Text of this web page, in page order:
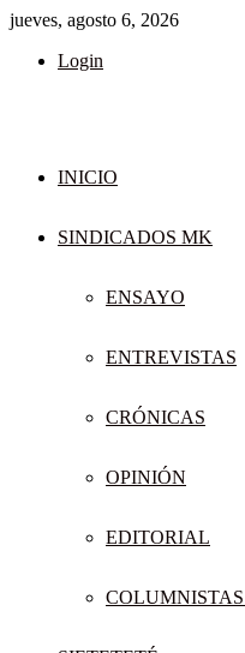
jueves, agosto 6, 2026
Login
INICIO
SINDICADOS MK
ENSAYO
ENTREVISTAS
CRÓNICAS
OPINIÓN
EDITORIAL